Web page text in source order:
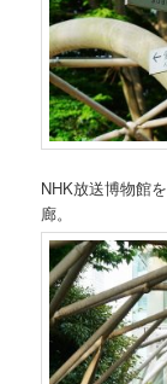
NHK放送博物館
廊。